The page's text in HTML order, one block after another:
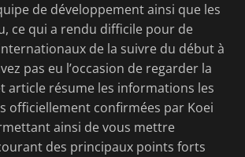
de développement ainsi que les
ce qui a rendu difficile pour de
de la suivre du début à
pas eu l’occasion de regarder la
article résume les informations les
officiellement confirmées par Koei
ainsi de vous mettre
des principaux points forts